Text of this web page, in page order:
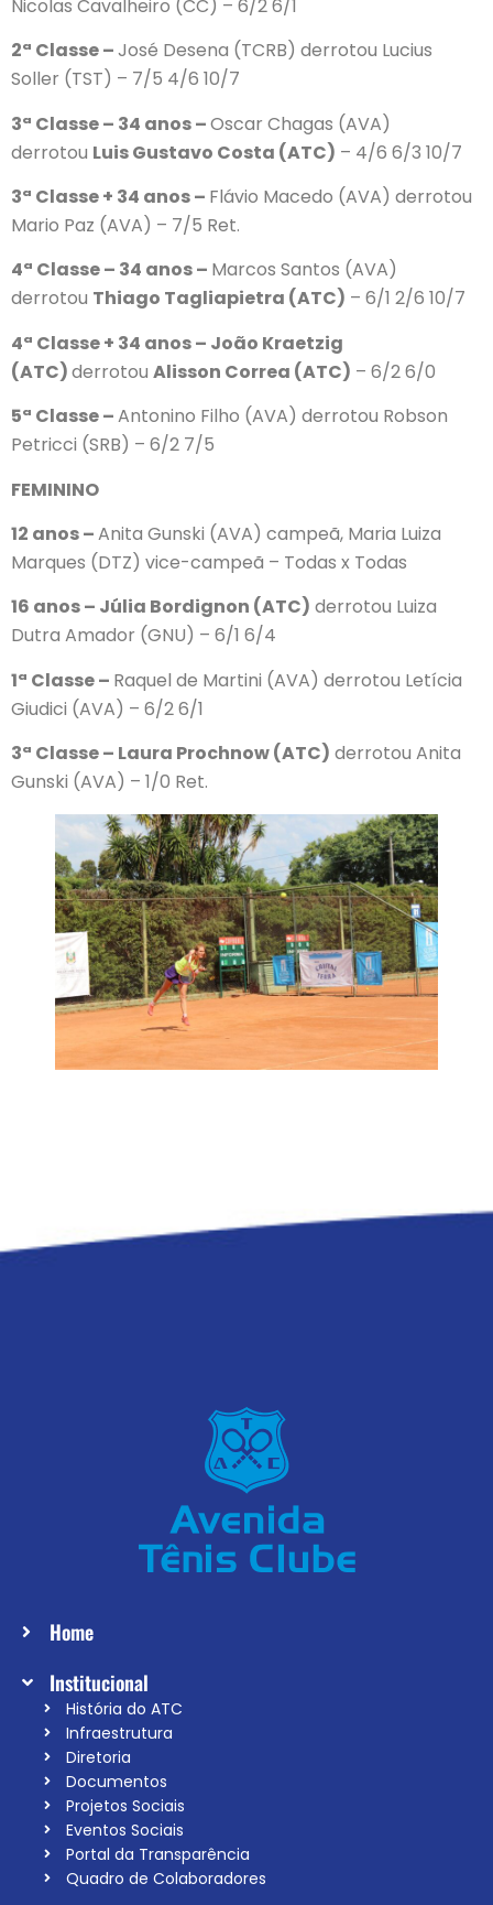
Nicolas Cavalheiro (CC) – 6/2 6/1
2ª Classe –José Desena (TCRB) derrotou Lucius
Soller (TST) – 7/5 4/6 10/7
3ª Classe – 34 anos –Oscar Chagas (AVA)
derrotou Luis Gustavo Costa (ATC) – 4/6 6/3 10/7
3ª Classe + 34 anos – Flávio Macedo (AVA) derrotou
Mario Paz (AVA) – 7/5 Ret.
4ª Classe – 34 anos – Marcos Santos (AVA)
derrotou Thiago Tagliapietra (ATC) – 6/1 2/6 10/7
4ª Classe + 34 anos – João Kraetzig
(ATC)derrotou Alisson Correa (ATC) – 6/2 6/0
5ª Classe –Antonino Filho (AVA) derrotou Robson
Petricci (SRB) – 6/2 7/5
FEMININO
12 anos –Anita Gunski (AVA) campeã, Maria Luiza
Marques (DTZ) vice-campeã – Todas x Todas
16 anos – Júlia Bordignon (ATC) derrotou Luiza
Dutra Amador (GNU) – 6/1 6/4
1ª Classe – Raquel de Martini (AVA) derrotou Letícia
Giudici (AVA) – 6/2 6/1
3ª Classe – Laura Prochnow (ATC) derrotou Anita
Gunski (AVA) – 1/0 Ret.
Home
Institucional
História do ATC
Infraestrutura
Diretoria
Documentos
Projetos Sociais
Eventos Sociais
Portal da Transparência
Quadro de Colaboradores